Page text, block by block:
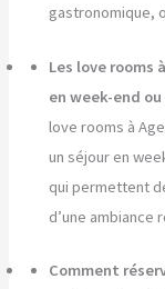
gastronomique,
Les love rooms
en week-end
love rooms à
un séjour en
qui permettent
d’une ambiance
Comment